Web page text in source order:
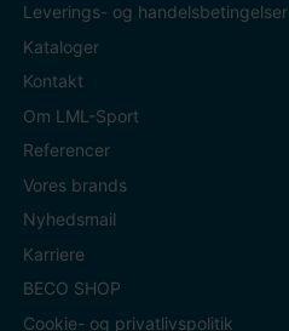
Leverings- og handelsbetingelser
Kataloger
Kontakt
Om LML-Sport
Referencer
Vores brands
Nyhedsmail
Karriere
BECO SHOP
Cookie- og privatlivspolitik